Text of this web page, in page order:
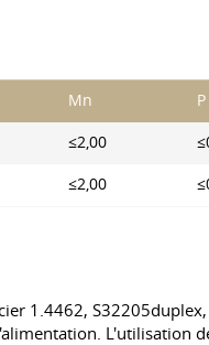
Mn P
≤2,00
≤2,00
1.4462,
L'utilisation